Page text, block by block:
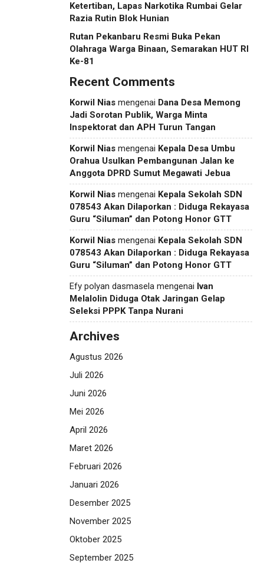
Ketertiban, Lapas Narkotika Rumbai Gelar
Razia Rutin Blok Hunian
Rutan Pekanbaru Resmi Buka Pekan
Olahraga Warga Binaan, Semarakan HUT RI
Ke-81
Recent Comments
Korwil Nias mengenai Dana Desa Memong
Jadi Sorotan Publik, Warga Minta
Inspektorat dan APH Turun Tangan
Korwil Nias mengenai Kepala Desa Umbu
Orahua Usulkan Pembangunan Jalan ke
Anggota DPRD Sumut Megawati Jebua
Korwil Nias mengenai Kepala Sekolah SDN
078543 Akan Dilaporkan : Diduga Rekayasa
Guru “Siluman” dan Potong Honor GTT
Korwil Nias mengenai Kepala Sekolah SDN
078543 Akan Dilaporkan : Diduga Rekayasa
Guru “Siluman” dan Potong Honor GTT
Efy polyan dasmasela mengenai Ivan
Melalolin Diduga Otak Jaringan Gelap
Seleksi PPPK Tanpa Nurani
Archives
Agustus 2026
Juli 2026
Juni 2026
Mei 2026
April 2026
Maret 2026
Februari 2026
Januari 2026
Desember 2025
November 2025
Oktober 2025
September 2025